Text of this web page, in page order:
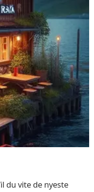
du vite de nyeste